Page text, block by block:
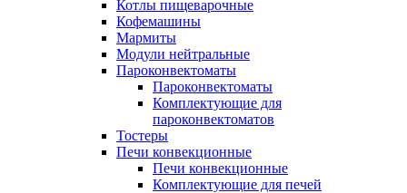
Котлы пищеварочные
Кофемашины
Мармиты
Модули нейтральные
Пароконвектоматы
Пароконвектоматы
Комплектующие для
пароконвектоматов
Тостеры
Печи конвекционные
Печи конвекционные
Комплектующие для печей